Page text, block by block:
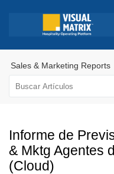
Sales & Marketing Reports
Informe de
& Mktg Agentes
(Cloud)